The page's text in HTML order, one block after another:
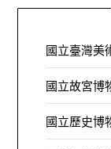
國立臺灣美
國立故宮博
國立歷史博